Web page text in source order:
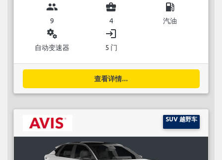
group
9
business_center
4
local_gas_station
汽油
miscellaneous_services
自动变速器
login
5 门
查看详情...
SUV 越野车